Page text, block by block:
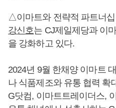
△이마트와 전략적 파트너십
강신호는 CJ제일제당과 이
을 강화하고 있다.
2024년 9월 한채양 이마트
나 식품제조와 유통 협력 확
G닷컴, 이마트트레이더스,